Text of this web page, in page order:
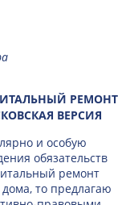
РЕМОНТ
ВЕРСИЯ
и особую
обязательств
ремонт
то предлагаю